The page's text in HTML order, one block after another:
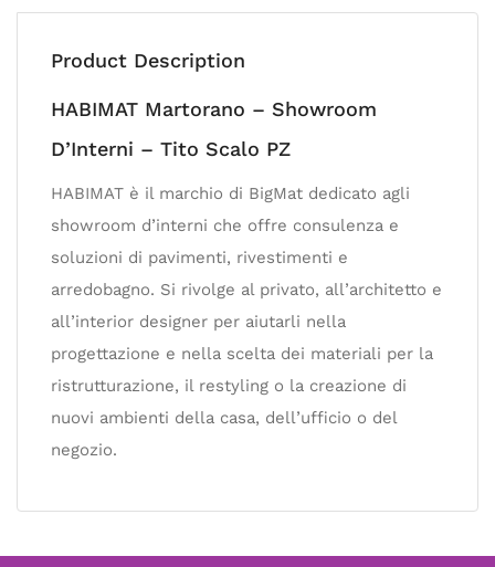
Product Description
HABIMAT Martorano – Showroom
D’Interni – Tito Scalo PZ
HABIMAT è il marchio di BigMat dedicato agli
showroom d’interni che offre consulenza e
soluzioni di pavimenti, rivestimenti e
arredobagno. Si rivolge al privato, all’architetto e
all’interior designer per aiutarli nella
progettazione e nella scelta dei materiali per la
ristrutturazione, il restyling o la creazione di
nuovi ambienti della casa, dell’ufficio o del
negozio.